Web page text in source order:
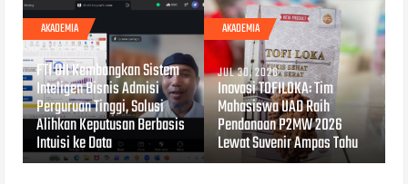
AKADEMIA
JUL 30, 2026
FTI UII Kembangkan Sistem
Inteligen Bisnis Admisi
Perguruan Tinggi, Solusi
Alihkan Keputusan Berbasis
Intuisi ke Data
AKADEMIA
JUL 30, 2026
Inovasi TOFILOKA: Tim
Mahasiswa UAD Raih
Pendanaan P2MW 2026
Lewat Suvenir Ampas Tahu